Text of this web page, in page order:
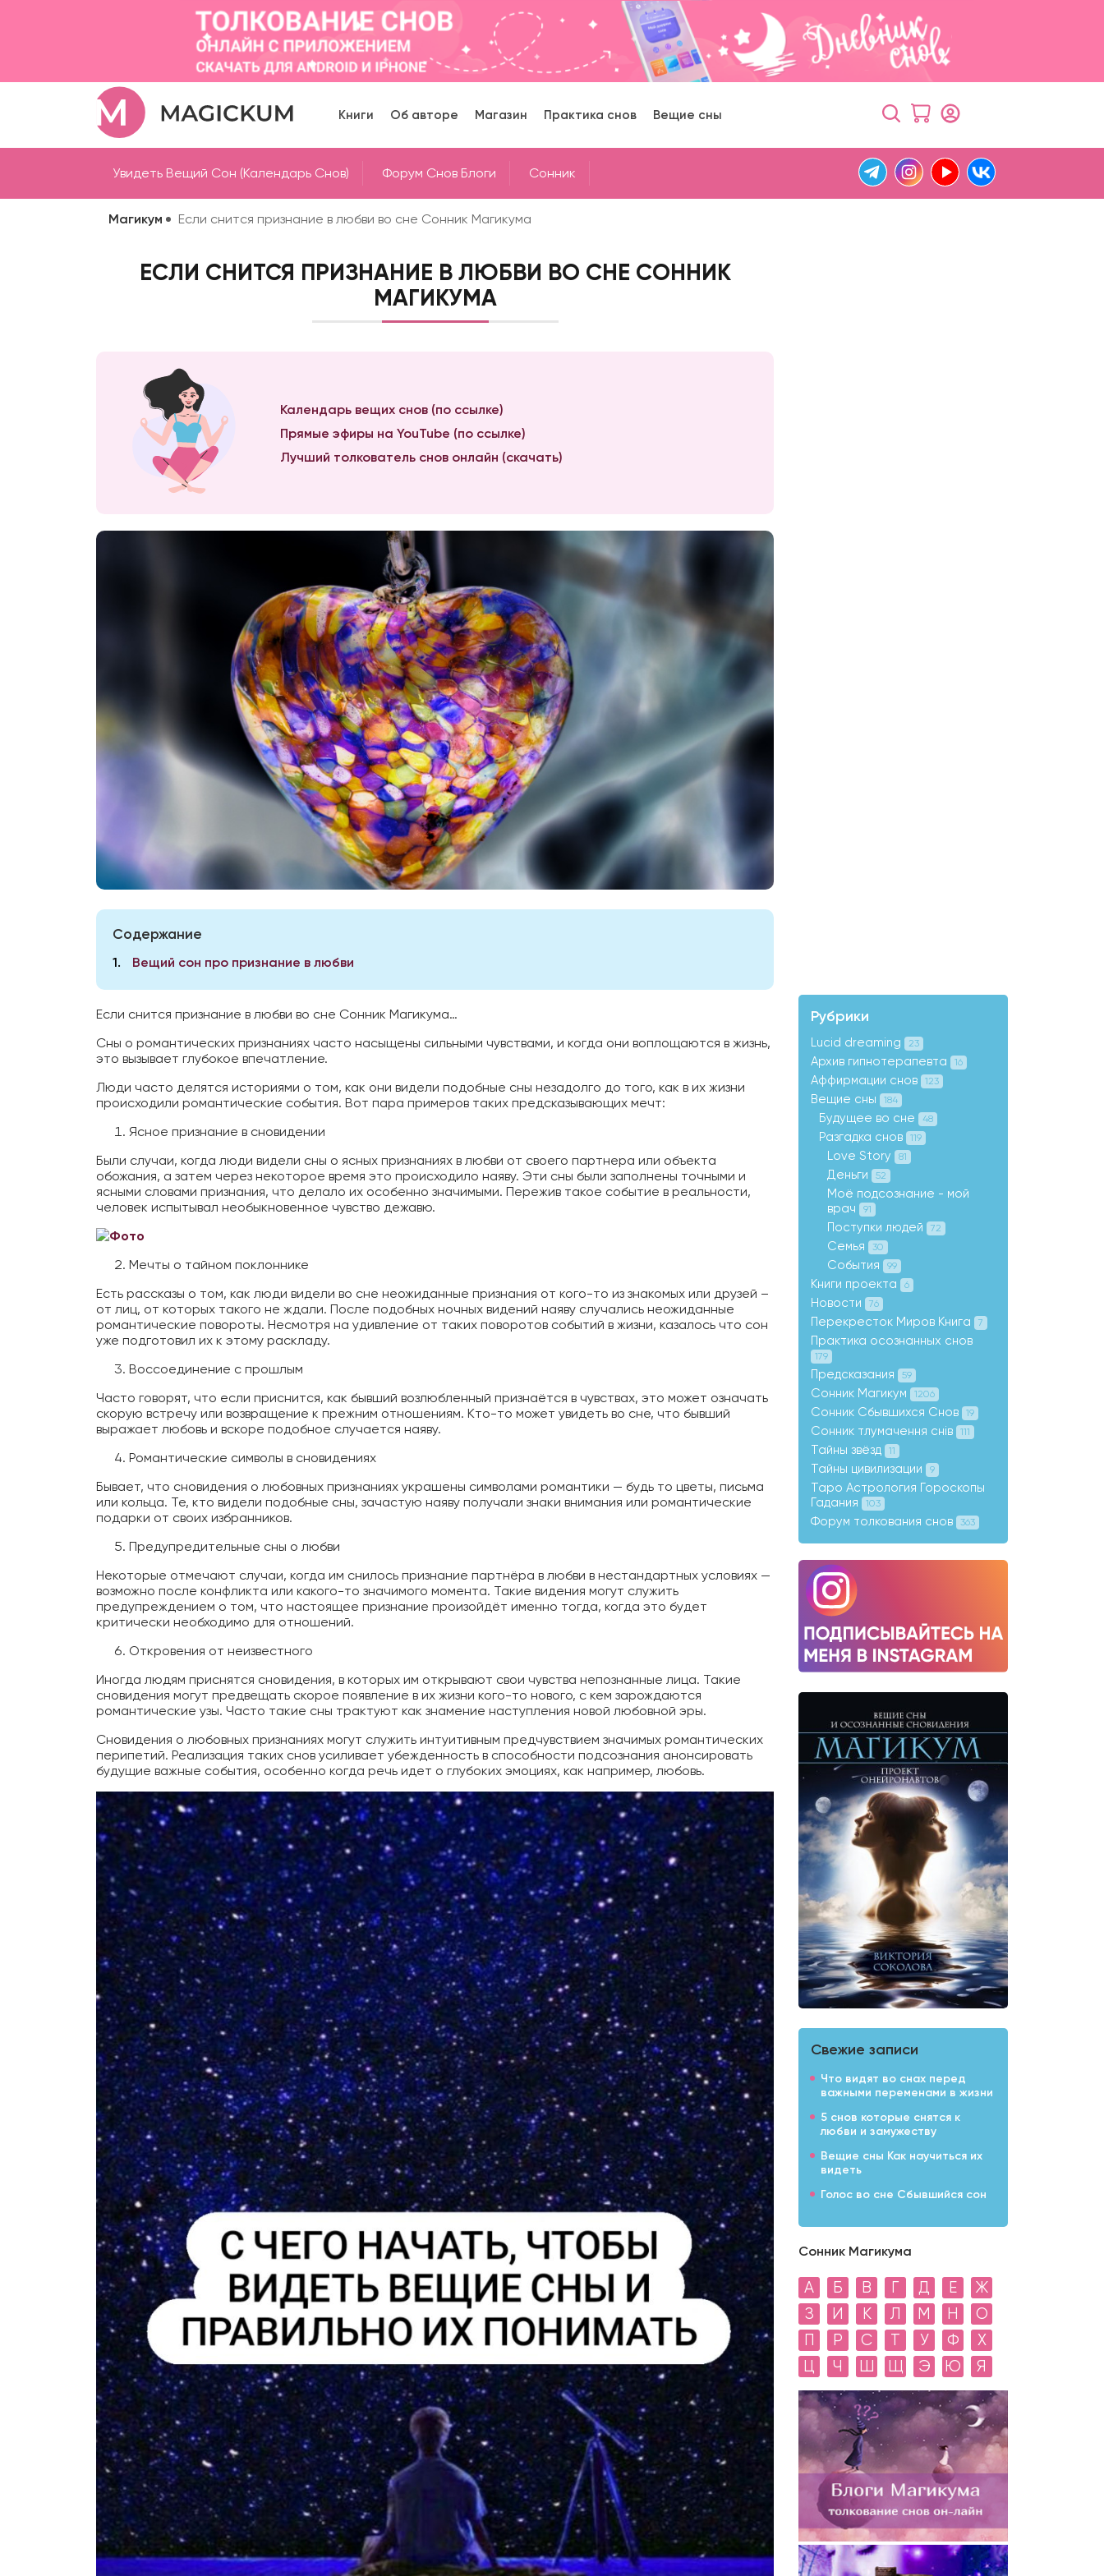
Книги Об авторе Магазин Практика снов Вещие сны
Увидеть Вещий Сон (Календарь Снов) Форум Снов Блоги Cонник
Магикум Если снится признание в любви во сне Сонник Магикума
ЕСЛИ СНИТСЯ ПРИЗНАНИЕ В ЛЮБВИ ВО СНЕ СОННИК
МАГИКУМА
Календарь вещих снов (по ссылке)
Прямые эфиры на YouTube (по ссылке)
Лучший толкователь снов онлайн (скачать)
Содержание
1 Вещий сон про признание в любви
Если снится признание в любви во сне Сонник Магикума…
Сны о романтических признаниях часто насыщены сильными чувствами, и когда они воплощаются в жизнь,
это вызывает глубокое впечатление.
Люди часто делятся историями о том, как они видели подобные сны незадолго до того, как в их жизни
происходили романтические события. Вот пара примеров таких предсказывающих мечт:
Ясное признание в сновидении
Были случаи, когда люди видели сны о ясных признаниях в любви от своего партнера или объекта
обожания, а затем через некоторое время это происходило наяву. Эти сны были заполнены точными и
ясными словами признания, что делало их особенно значимыми. Пережив такое событие в реальности,
человек испытывал необыкновенное чувство дежавю.
Мечты о тайном поклоннике
Есть рассказы о том, как люди видели во сне неожиданные признания от кого-то из знакомых или друзей –
от лиц, от которых такого не ждали. После подобных ночных видений наяву случались неожиданные
романтические повороты. Несмотря на удивление от таких поворотов событий в жизни, казалось что сон
уже подготовил их к этому раскладу.
Воссоединение с прошлым
Часто говорят, что если приснится, как бывший возлюбленный признаётся в чувствах, это может означать
скорую встречу или возвращение к прежним отношениям. Кто-то может увидеть во сне, что бывший
выражает любовь и вскоре подобное случается наяву.
Романтические символы в сновидениях
Бывает, что сновидения о любовных признаниях украшены символами романтики — будь то цветы, письма
или кольца. Те, кто видели подобные сны, зачастую наяву получали знаки внимания или романтические
подарки от своих избранников.
Предупредительные сны о любви
Некоторые отмечают случаи, когда им снилось признание партнёра в любви в нестандартных условиях —
возможно после конфликта или какого-то значимого момента. Такие видения могут служить
предупреждением о том, что настоящее признание произойдёт именно тогда, когда это будет
критически необходимо для отношений.
Откровения от неизвестного
Иногда людям приснятся сновидения, в которых им открывают свои чувства непознанные лица. Такие
сновидения могут предвещать скорое появление в их жизни кого-то нового, с кем зарождаются
романтические узы. Часто такие сны трактуют как знамение наступления новой любовной эры.
Сновидения о любовных признаниях могут служить интуитивным предчувствием значимых романтических
перипетий. Реализация таких снов усиливает убежденность в способности подсознания анонсировать
будущие важные события, особенно когда речь идет о глубоких эмоциях, как например, любовь.
Рубрики
Lucid dreaming 23
Архив гипнотерапевта 16
Аффирмации снов 123
Вещие сны 184
Будущее во сне 48
Разгадка снов 119
Love Story 81
Деньги 52
Моё подсознание - мой
врач
91
Поступки людей 72
Семья 30
События 99
Книги проекта 6
Новости 76
Перекресток Миров Книга 7
Практика осознанных снов
179
Предсказания 59
Сонник Магикум 1206
Сонник Сбывшихся Снов 19
Сонник тлумачення снів 111
Тайны звёзд 11
Тайны цивилизации 9
Таро Астрология Гороскопы
Гадания
103
Форум толкования снов 363
Свежие записи
Что видят во снах перед
важными переменами в жизни
5 снов которые снятся к
любви и замужеству
Вещие сны Как научиться их
видеть
Голос во сне Сбывшийся сон
Сонник Магикума
А Б В Г Д Е
Ж
З
И К Л М Н
О
П
Р С Т У Ф
Х
Ц
Ч Ш Щ Э Ю Я
Вы можете получать информацию во снах (проверено более 100000
участниками)
Мы разработали систему практик, с помощью которой можно получать
информацию во снах с первых дней. Скачайте приложение, чтобы
получить доступ:
Скачать
Наши форумы
Форум в Телеграм
Форум на сайте